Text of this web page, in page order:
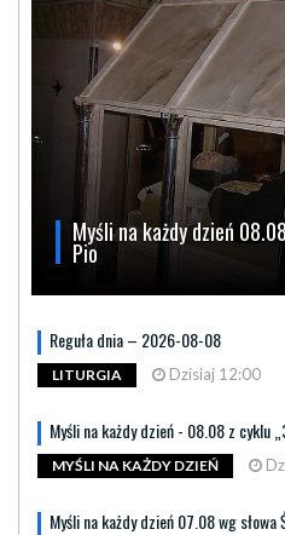
Myśli na każdy dzień
Pio
Reguła dnia – 2026-08-08
LITURGIA Dzisiaj 12:00
Myśli na każdy dzień - 08.08 z cyklu
MYŚLI NA KAŻDY DZIEŃ
Myśli na każdy dzień 07.08 wg słowa